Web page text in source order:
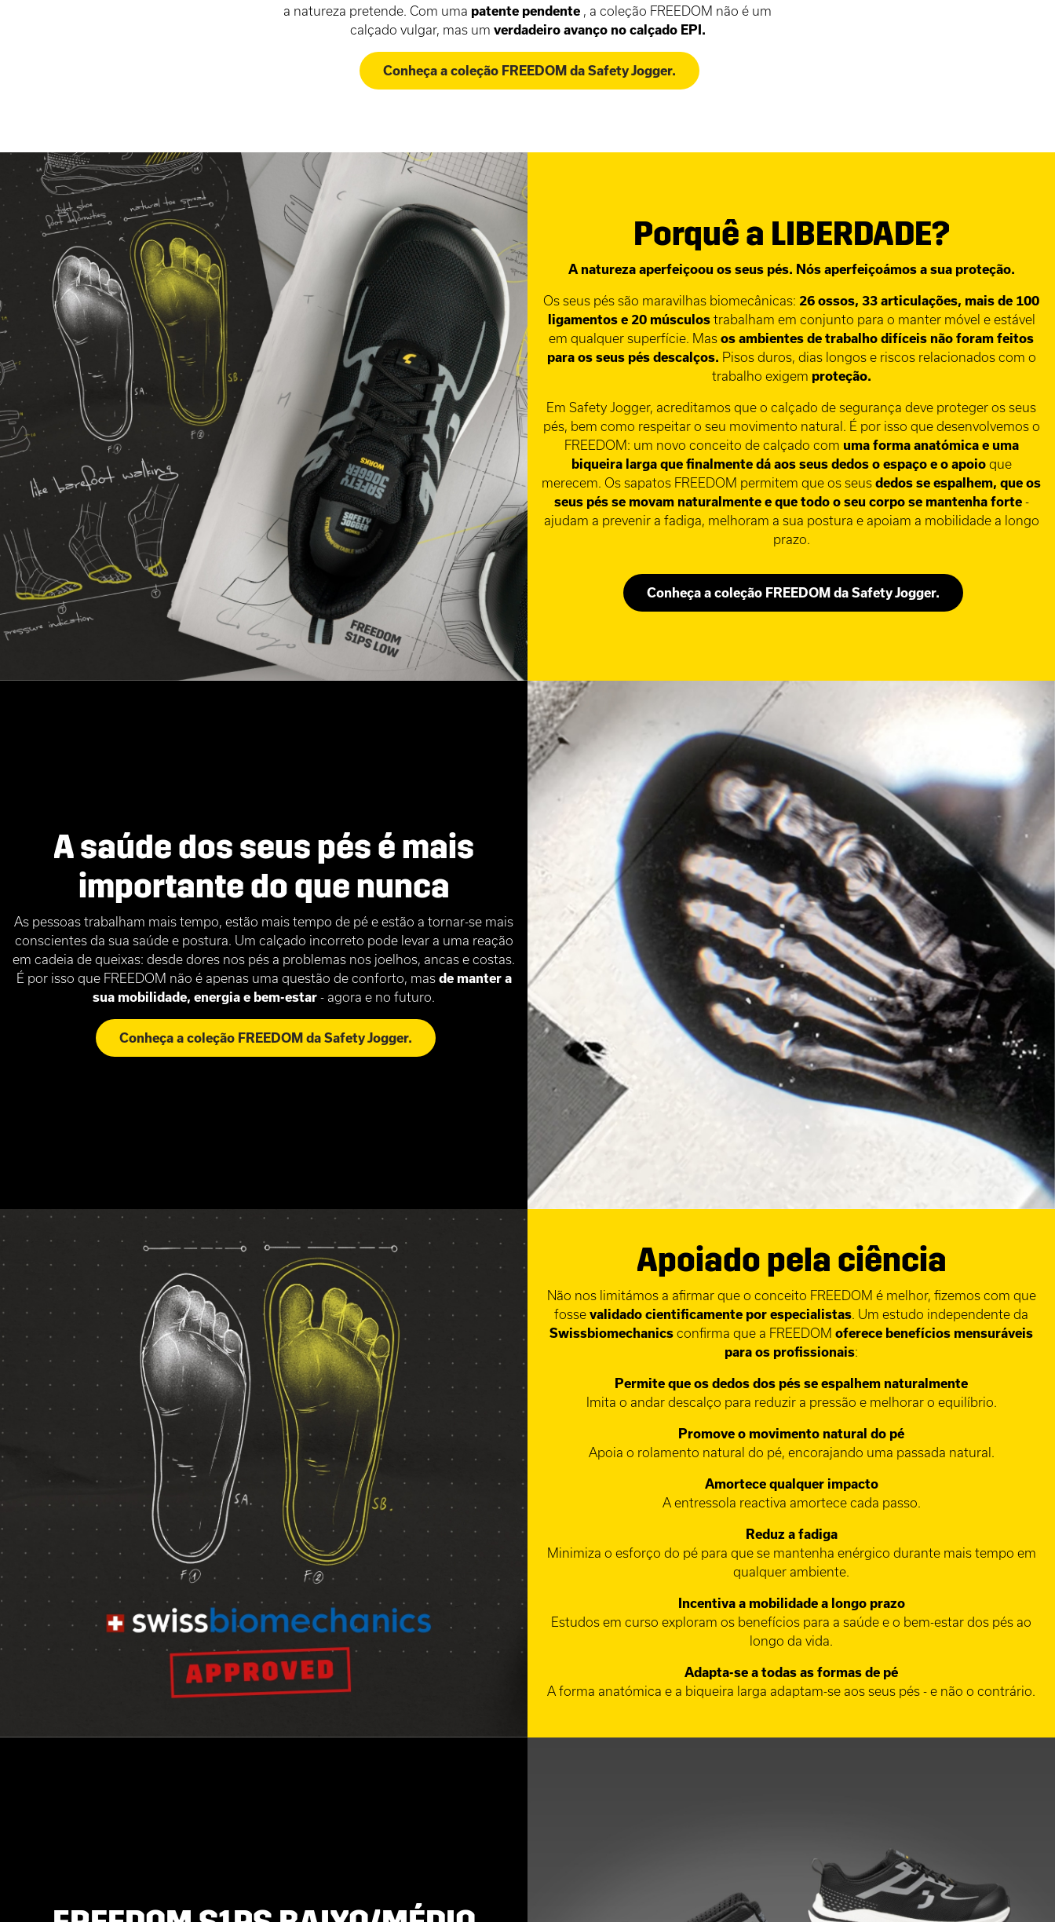
a natureza pretende. Com uma patente pendente , a coleção FREEDOM não é um
calçado vulgar, mas um verdadeiro avanço no calçado EPI.
Conheça a coleção FREEDOM da Safety Jogger.
Porquê a LIBERDADE?
A natureza aperfeiçoou os seus pés. Nós aperfeiçoámos a sua proteção.
Os seus pés são maravilhas biomecânicas: 26 ossos, 33 articulações, mais de 100
ligamentos e 20 músculos trabalham em conjunto para o manter móvel e estável
em qualquer superfície. Mas os ambientes de trabalho difíceis não foram feitos
para os seus pés descalços. Pisos duros, dias longos e riscos relacionados com o
trabalho exigem proteção.
Em Safety Jogger, acreditamos que o calçado de segurança deve proteger os seus
pés, bem como respeitar o seu movimento natural. É por isso que desenvolvemos o
FREEDOM: um novo conceito de calçado com uma forma anatómica e uma
biqueira larga que finalmente dá aos seus dedos o espaço e o apoio que
merecem. Os sapatos FREEDOM permitem que os seus dedos se espalhem, que os
seus pés se movam naturalmente e que todo o seu corpo se mantenha forte -
ajudam a prevenir a fadiga, melhoram a sua postura e apoiam a mobilidade a longo
prazo.
Conheça a coleção FREEDOM da Safety Jogger.
A saúde dos seus pés é mais
importante do que nunca
As pessoas trabalham mais tempo, estão mais tempo de pé e estão a tornar-se mais
conscientes da sua saúde e postura. Um calçado incorreto pode levar a uma reação
em cadeia de queixas: desde dores nos pés a problemas nos joelhos, ancas e costas.
É por isso que FREEDOM não é apenas uma questão de conforto, mas de manter a
sua mobilidade, energia e bem-estar - agora e no futuro.
Conheça a coleção FREEDOM da Safety Jogger.
Apoiado pela ciência
Não nos limitámos a afirmar que o conceito FREEDOM é melhor, fizemos com que
fosse validado cientificamente por especialistas . Um estudo independente da
Swissbiomechanics confirma que a FREEDOM oferece benefícios mensuráveis
para os profissionais:
Permite que os dedos dos pés se espalhem naturalmente
Imita o andar descalço para reduzir a pressão e melhorar o equilíbrio.
Promove o movimento natural do pé
Apoia o rolamento natural do pé, encorajando uma passada natural.
Amortece qualquer impacto
A entressola reactiva amortece cada passo.
Reduz a fadiga
Minimiza o esforço do pé para que se mantenha enérgico durante mais tempo em
qualquer ambiente.
Incentiva a mobilidade a longo prazo
Estudos em curso exploram os benefícios para a saúde e o bem-estar dos pés ao
longo da vida.
Adapta-se a todas as formas de pé
A forma anatómica e a biqueira larga adaptam-se aos seus pés - e não o contrário.